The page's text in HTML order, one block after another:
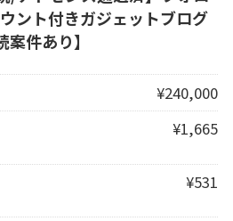
ント付きガジェットブログ
案件あり】
¥240,000
¥1,665
¥531